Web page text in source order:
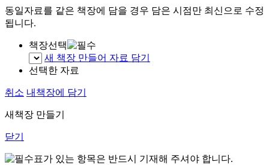
동일자료를 같은 책장에 담을 경우 담은 시점만 최신으로 수정
됩니다.
책장선택
새 책장 만들어 자료 담기
선택한 자료
취소 내책장에 담기
새책장 만들기
닫기
표가 있는 항목은 반드시 기재해 주셔야 합니다.